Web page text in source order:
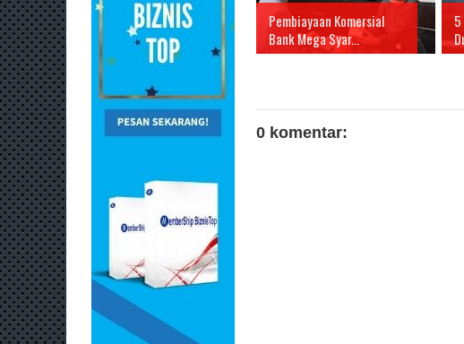
Pembiayaan Komersial
Bank Mega Syar...
0 komentar: